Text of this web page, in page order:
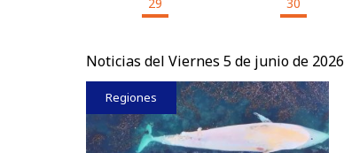
Noticias del Viernes 5 de junio de 2026
Regiones